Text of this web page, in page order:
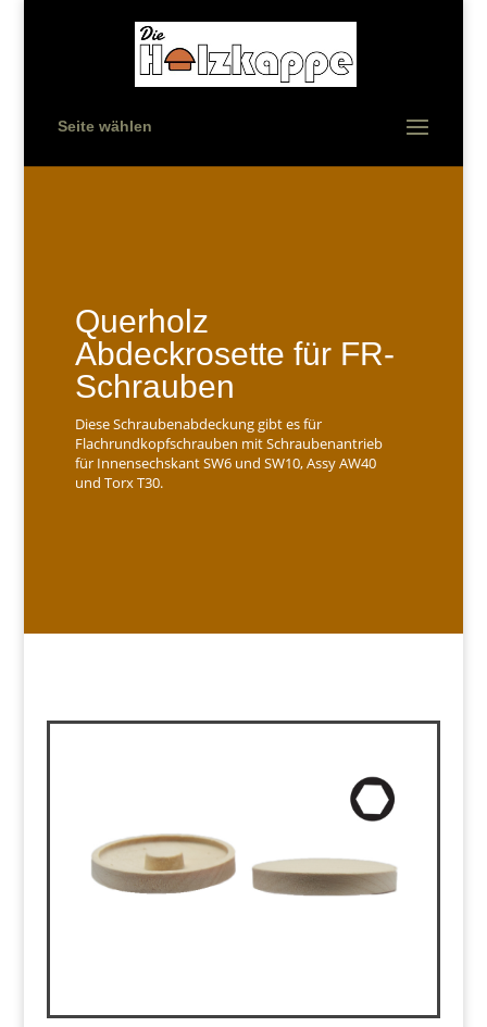
Seite wählen
Querholz
Abdeckrosette für FR-
Schrauben
Diese Schraubenabdeckung gibt es für
Flachrundkopfschrauben mit Schraubenantrieb
für Innensechskant SW6 und SW10, Assy AW40
und Torx T30.